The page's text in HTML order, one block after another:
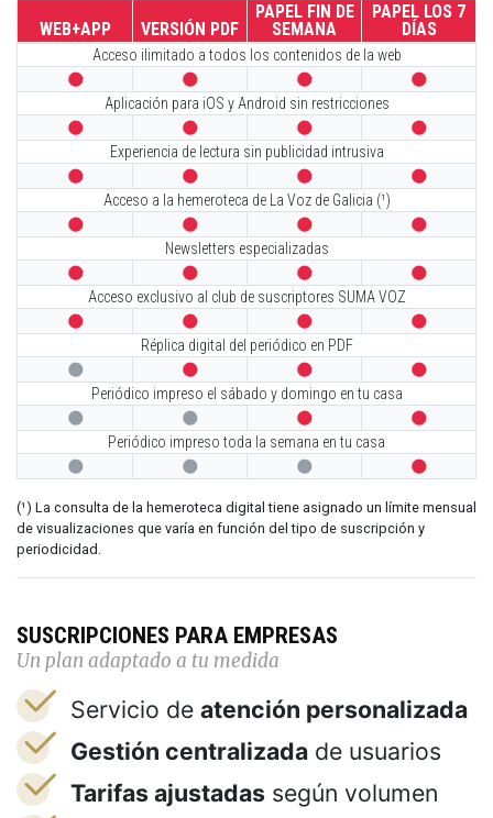
WEB+APP VERSIÓN PDF
PAPEL FIN DE
SEMANA
PAPEL LOS 7
DÍAS
Acceso ilimitado a todos los contenidos de la web
   
Aplicación para iOS y Android sin restricciones
   
Experiencia de lectura sin publicidad intrusiva
   
Acceso a la hemeroteca de La Voz de Galicia (¹)
   
Newsletters especializadas
   
Acceso exclusivo al club de suscriptores SUMA VOZ
   
Réplica digital del periódico en PDF
   
Periódico impreso el sábado y domingo en tu casa
   
Periódico impreso toda la semana en tu casa
   
(¹) La consulta de la hemeroteca digital tiene asignado un límite mensual
de visualizaciones que varía en función del tipo de suscripción y
periodicidad.
SUSCRIPCIONES PARA EMPRESAS
Un plan adaptado a tu medida
Servicio de atención personalizada
Gestión centralizada de usuarios
Tarifas ajustadas según volumen